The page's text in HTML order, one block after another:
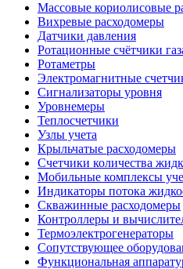
Массовые кориолисовые
Вихревые расходомеры
Датчики давления
Ротационные счётчики
Ротаметры
Электромагнитные
Сигнализаторы уровня
Уровнемеры
Теплосчетчики
Узлы учета
Крыльчатые расходомеры
Счетчики количества
Мобильные комплексы
Индикаторы потока
Скважинные расходомеры
Контроллеры и
Термоэлектрогенераторы
Сопутствующее
Функциональная